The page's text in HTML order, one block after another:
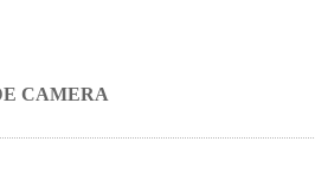
CAMERA